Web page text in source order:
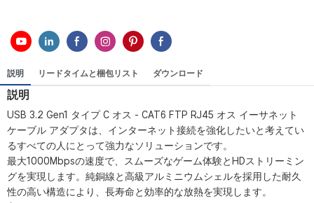
説明 リードタイムと梱包リスト ダウンロード
説明
USB 3.2 Gen1 タイプ C オス - CAT6 FTP RJ45 オス イーサネット
ケーブル アダプタは、インターネット接続を強化したいと考えてい
るすべての人にとって強力なソリューションです。
最大1000Mbpsの速度で、スムーズなゲーム体験とHDストリーミン
グを実現します。純銅線と高級アルミニウムシェルを採用した耐久
性の高い構造により、長寿命と効率的な放熱を実現します。